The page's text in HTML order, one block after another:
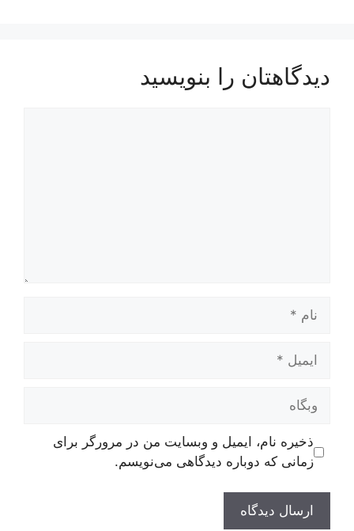
دیدگاهتان را بنویسید
ایمیل
وبگاه
ذخیره نام، ایمیل و وبسایت من در مرورگر برای
زمانی که دوباره دیدگاهی می‌نویسم.